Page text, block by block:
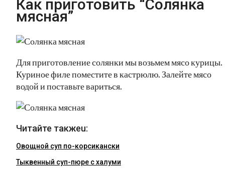
Как приготовить “Солянка
мясная”
Для приготовление солянки мы возьмем мясо курицы.
Куриное филе поместите в кастрюлю. Залейте мясо
водой и поставьте вариться.
Читайте такжеu:
Овощной суп по-корсикански
Тыквенный суп-пюре с халуми